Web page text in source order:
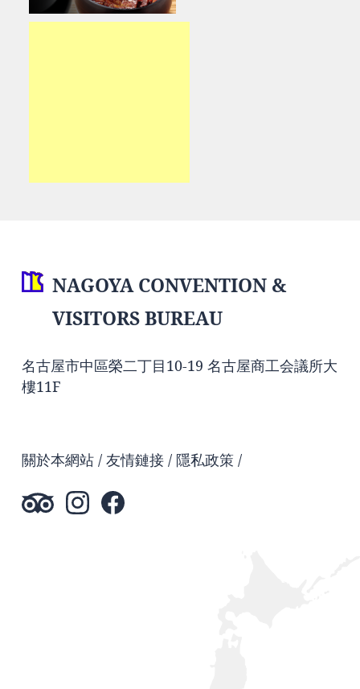
NAGOYA CONVENTION &
VISITORS BUREAU
名古屋市中區榮二丁目10-19 名古屋商工会議所大
樓11F
關於本網站 友情鏈接 隱私政策